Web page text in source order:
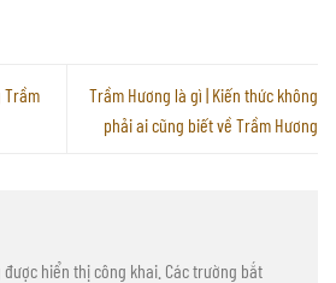
Trầm
Trầm Hương là gì | Kiến thức không
phải ai cũng biết về Trầm Hương
hiển thị công khai. Các trường bắt